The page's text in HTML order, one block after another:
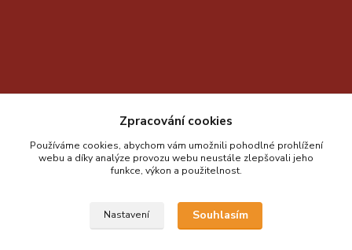
Zpracování cookies
Používáme cookies, abychom vám umožnili pohodlné prohlížení
webu a díky analýze provozu webu neustále zlepšovali jeho
funkce, výkon a použitelnost.
Nastavení Souhlasím